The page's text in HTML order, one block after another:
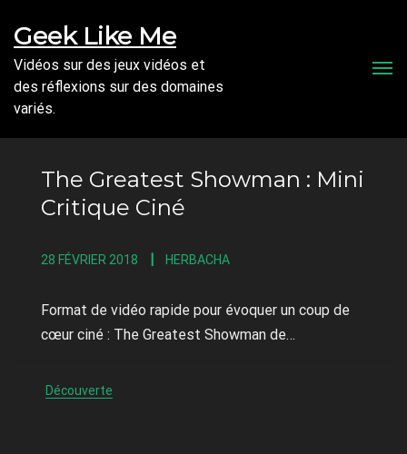
Geek Like Me
Vidéos sur des jeux vidéos et
des réflexions sur des domaines
variés.
The Greatest Showman : Mini
Critique Ciné
28 FÉVRIER 2018 HERBACHA
Format de vidéo rapide pour évoquer un coup de
cœur ciné : The Greatest Showman de…
Découverte